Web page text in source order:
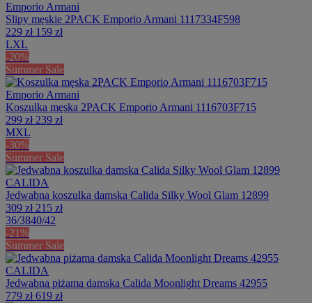
Emporio Armani
Slipy męskie 2PACK Emporio Armani 1117334F598
229 zł 159 zł
LXL
-20%
Summer Sale
Emporio Armani
Koszulka męska 2PACK Emporio Armani 1116703F715
299 zł 239 zł
MXL
-30%
Summer Sale
CALIDA
Jedwabna koszulka damska Calida Silky Wool Glam 12899
309 zł 215 zł
36/3840/42
-21%
Summer Sale
CALIDA
Jedwabna piżama damska Calida Moonlight Dreams 42955
779 zł 619 zł